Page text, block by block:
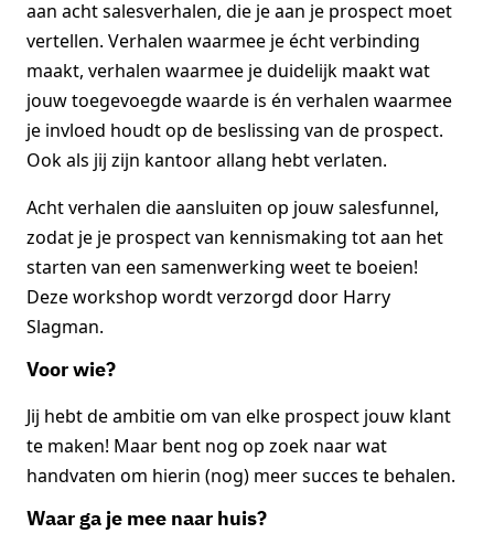
aan acht salesverhalen, die je aan je prospect moet
vertellen. Verhalen waarmee je écht verbinding
maakt, verhalen waarmee je duidelijk maakt wat
jouw toegevoegde waarde is én verhalen waarmee
je invloed houdt op de beslissing van de prospect.
Ook als jij zijn kantoor allang hebt verlaten.
Acht verhalen die aansluiten op jouw salesfunnel,
zodat je je prospect van kennismaking tot aan het
starten van een samenwerking weet te boeien!
Deze workshop wordt verzorgd door Harry
Slagman.
Voor wie?
Jij hebt de ambitie om van elke prospect jouw klant
te maken! Maar bent nog op zoek naar wat
handvaten om hierin (nog) meer succes te behalen.
Waar ga je mee naar huis?